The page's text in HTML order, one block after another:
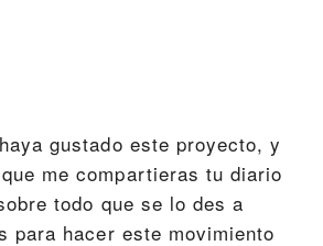
gustado este proyecto, y
me compartieras tu diario
todo que se lo des a
para hacer este movimiento